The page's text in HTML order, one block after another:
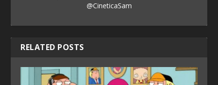
@CineticaSam
RELATED POSTS